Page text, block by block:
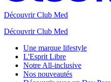
Découvrir Club Med
Découvrir Club Med
Une marque lifestyle
L'Esprit Libre
Notre All-inclusive
Nos nouveautés